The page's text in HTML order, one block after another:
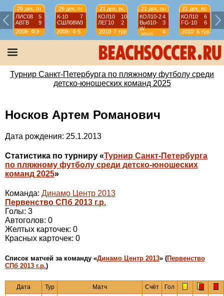
26 дек, пт
ЛИС08
5
АВТВ
9
2008-
2009
ФЭ
26 дек, пт
К-10
7
СШЛ08W3
2008-
2009
4-5
21 дек, вс
КОЛ10
10
ЛЕГ10
2
2010 7 тур
21 дек, вс
КОЛ10-24
Выб10-
W
3
2010
4
тур
21 дек, вс
КОЛ10
6
FG-10
6
2010 6 тур
Турнир Санкт-Петербурга по пляжному футболу среди
детско-юношеских команд 2025
Носков Артем Романович
Дата рождения: 25.1.2013
Статистика по турниру «Турнир Санкт-Петербурга
по пляжному футболу среди детско-юношеских
команд 2025»
Команда: Динамо Центр 2013
Первенство СПб 2013 г.р.
Голы: 3
Автоголов: 0
Желтых карточек: 0
Красных карточек: 0
Cписок матчей за команду «Динамо Центр 2013» (Первенство
СПб 2013 г.р.)
Дата Тур Матч Счёт Гол